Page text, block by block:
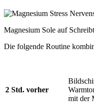
Magnesium Sole auf
Die folgende Routine
2 Std. vorher
mit der